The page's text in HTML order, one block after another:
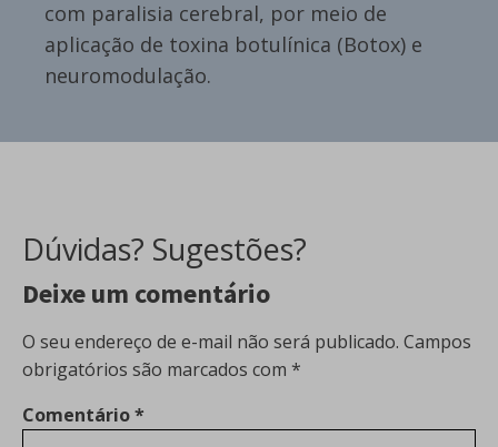
com paralisia cerebral, por meio de
aplicação de toxina botulínica (Botox) e
neuromodulação.
Dúvidas? Sugestões?
Deixe um comentário
O seu endereço de e-mail não será publicado. Campos
obrigatórios são marcados com *
Comentário*